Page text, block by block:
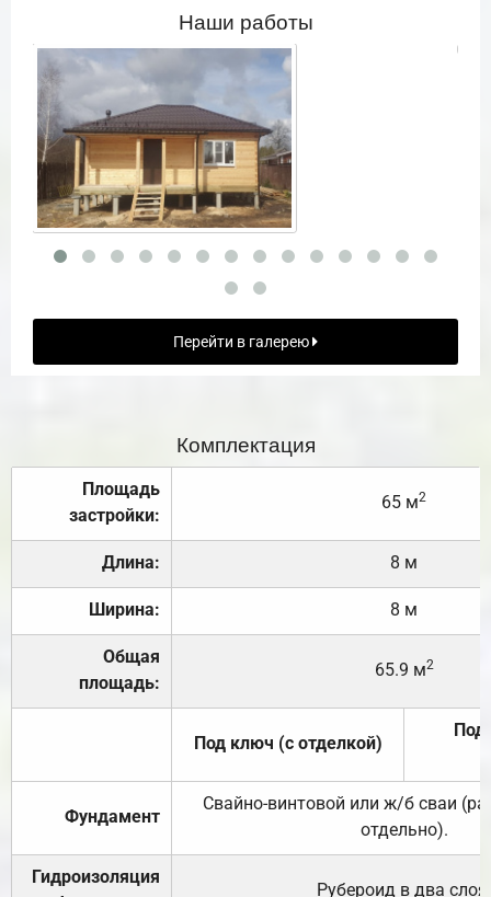
Наши работы
Перейти в галерею
Комплектация
Площадь
застройки:
65 м2
Длина: 8 м
Ширина: 8 м
Общая
площадь:
65.9 м2
Под ключ (с отделкой)
Под
Фундамент
Свайно-винтовой или ж/б сваи
отдельно).
Гидроизоляция
Рубероид в два слоя.